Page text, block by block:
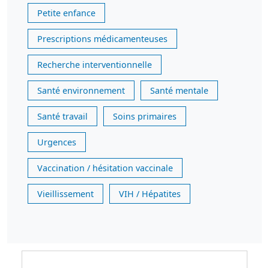
Petite enfance
Prescriptions médicamenteuses
Recherche interventionnelle
Santé environnement Santé mentale
Santé travail Soins primaires
Urgences
Vaccination / hésitation vaccinale
Vieillissement VIH / Hépatites